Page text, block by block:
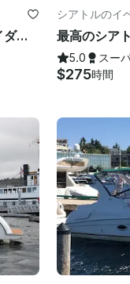
シアトルベイライナー 205 バウライダー | ユニオン湖とワシントン湖 | シート 8
シアトルのイ
最高のシア
5.0 スー
$275時間